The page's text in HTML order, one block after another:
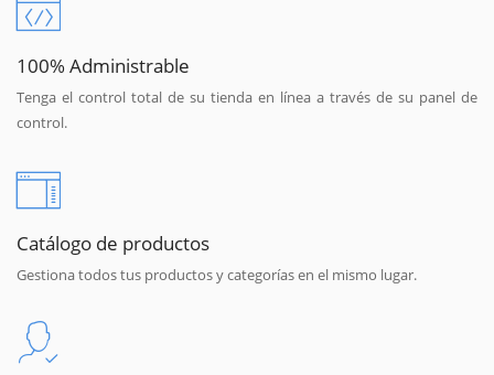
100% Administrable
Tenga el control total de su tienda en línea a través de su panel de
control.
Catálogo de productos
Gestiona todos tus productos y categorías en el mismo lugar.